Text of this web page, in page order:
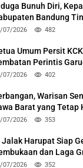
Bunuh Diri,
Bandung
Maaf
07/2026 482
Umum Persit
Perintis
Kebersamaan
07/2026 402
Warisan
Barat yang Tetap
Bandung
07/2026 353
Jalak Harupat Siap
dan Laga
2026 Sabtu
07/2026 352